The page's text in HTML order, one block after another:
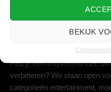
BEKIJK
Cookiebeleid
Heb je een inspirerend idee
verbeteren? We staan open
categorieën entertainment,